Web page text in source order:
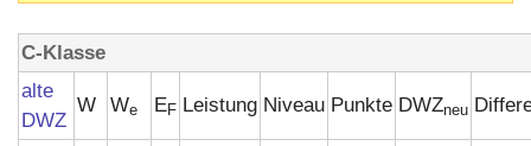
C-Klasse
alte
DWZ
W We EF Leistung Niveau Punkte DWZneu